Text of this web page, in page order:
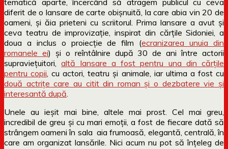
diferit de o lansare de carte obișnuită, la care abia vin 20 de
oameni, și ăia prieteni cu scriitorul. Prima lansare a avut și
ceva teatru de improvizație, inspirat din cărțile Sidoniei, a
doua a inclus o proiecție de film (ecranizarea unuia din
romanele ei) și o reîntâlnire după 30 de ani între actorii
supraviețuitori,altă lansare a fost pentru una din cărțile
pentru copii , cu actori, teatru și animale, iar ultima a fost cu
două actrițe care au citit din roman și o dezbatere vie și
interesantă după
Unele au ieșit mai bine, altele mai prost. Cel mai greu,
incredibil de greu și cu mari emoții, a fost de fiecare dată să
strângem oameni în sala aia frumoasă, elegantă, centrală, în
care am organizat lansările. Nici acum nu pot să înțeleg de